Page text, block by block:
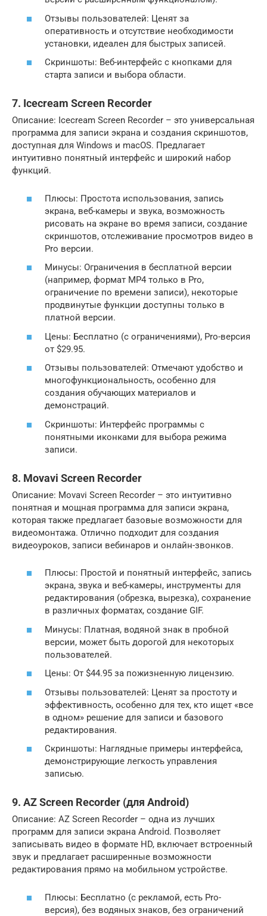
Отзывы пользователей: Ценят за
оперативность и отсутствие необходимости
установки, идеален для быстрых записей.
Скриншоты: Веб-интерфейс с кнопками для
старта записи и выбора области.
7. Icecream Screen Recorder
Описание: Icecream Screen Recorder – это универсальная
программа для записи экрана и создания скриншотов,
доступная для Windows и macOS. Предлагает
интуитивно понятный интерфейс и широкий набор
функций.
Плюсы: Простота использования, запись
экрана, веб-камеры и звука, возможность
рисовать на экране во время записи, создание
скриншотов, отслеживание просмотров видео в
Pro версии.
Минусы: Ограничения в бесплатной версии
(например, формат MP4 только в Pro,
ограничение по времени записи), некоторые
продвинутые функции доступны только в
платной версии.
Цены: Бесплатно (с ограничениями), Pro-версия
от $29.95.
Отзывы пользователей: Отмечают удобство и
многофункциональность, особенно для
создания обучающих материалов и
демонстраций.
Скриншоты: Интерфейс программы с
понятными иконками для выбора режима
записи.
8. Movavi Screen Recorder
Описание: Movavi Screen Recorder – это интуитивно
понятная и мощная программа для записи экрана,
которая также предлагает базовые возможности для
видеомонтажа. Отлично подходит для создания
видеоуроков, записи вебинаров и онлайн-звонков.
Плюсы: Простой и понятный интерфейс, запись
экрана, звука и веб-камеры, инструменты для
редактирования (обрезка, вырезка), сохранение
в различных форматах, создание GIF.
Минусы: Платная, водяной знак в пробной
версии, может быть дорогой для некоторых
пользователей.
Цены: От $44.95 за пожизненную лицензию.
Отзывы пользователей: Ценят за простоту и
эффективность, особенно для тех, кто ищет «все
в одном» решение для записи и базового
редактирования.
Скриншоты: Наглядные примеры интерфейса,
демонстрирующие легкость управления
записью.
9. AZ Screen Recorder (для Android)
Описание: AZ Screen Recorder – одна из лучших
программ для записи экрана Android. Позволяет
записывать видео в формате HD, включает встроенный
звук и предлагает расширенные возможности
редактирования прямо на мобильном устройстве.
Плюсы: Бесплатно (с рекламой, есть Pro-
версия), без водяных знаков, без ограничений